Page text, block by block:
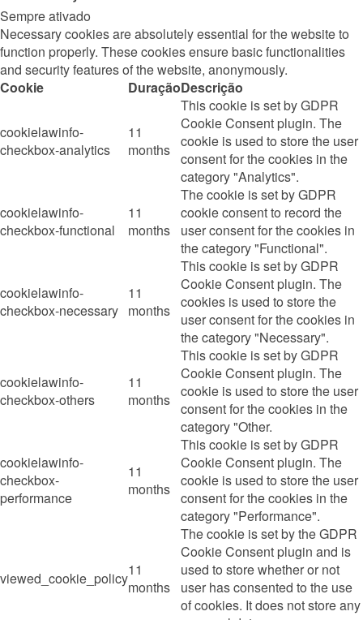
Sempre ativado
Necessary cookies are absolutely essential for the website to
function properly. These cookies ensure basic functionalities
and security features of the website, anonymously.
Cookie
DuraçãoDescrição
cookielawinfo-
checkbox-analytics
11
months
This cookie is set by GDPR
Cookie Consent plugin. The
cookie is used to store the user
consent for the cookies in the
category "Analytics".
cookielawinfo-
checkbox-functional
11
months
The cookie is set by GDPR
cookie consent to record the
user consent for the cookies in
the category "Functional".
cookielawinfo-
checkbox-necessary
11
months
This cookie is set by GDPR
Cookie Consent plugin. The
cookies is used to store the
user consent for the cookies in
the category "Necessary".
cookielawinfo-
checkbox-others
11
months
This cookie is set by GDPR
Cookie Consent plugin. The
cookie is used to store the user
consent for the cookies in the
category "Other.
cookielawinfo-
checkbox-
performance
11
months
This cookie is set by GDPR
Cookie Consent plugin. The
cookie is used to store the user
consent for the cookies in the
category "Performance".
viewed_cookie_policy11
months
The cookie is set by the GDPR
Cookie Consent plugin and is
used to store whether or not
user has consented to the use
of cookies. It does not store any